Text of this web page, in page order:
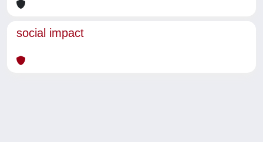
social impact